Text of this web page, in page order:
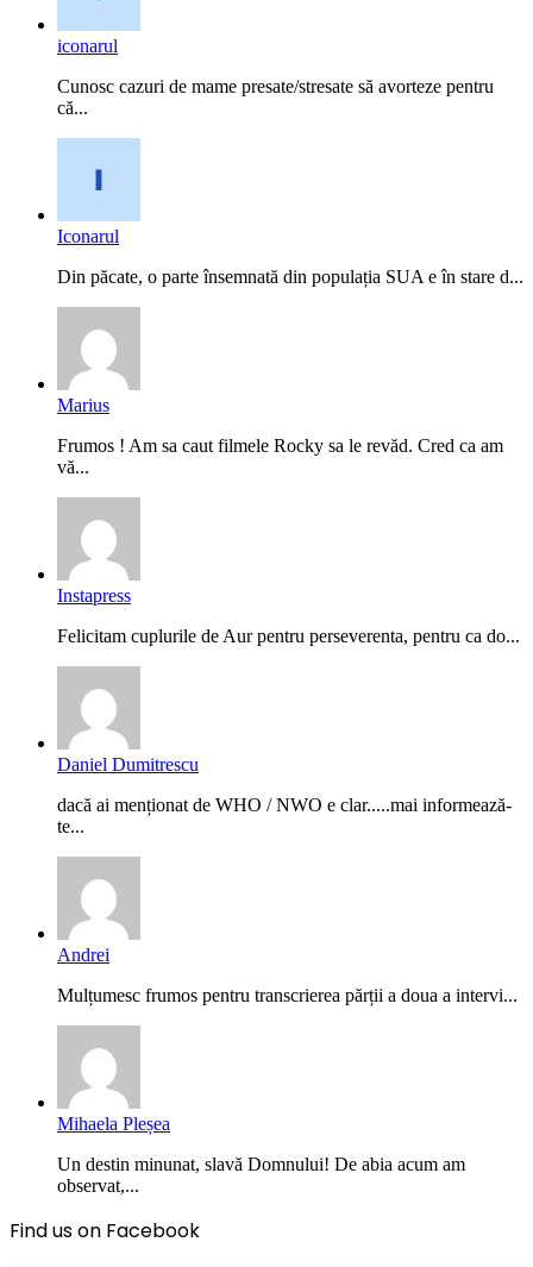
iconarul
Cunosc cazuri de mame presate/stresate să avorteze pentru
că...
Iconarul
Din păcate, o parte însemnată din populația SUA e în stare d...
Marius
Frumos ! Am sa caut filmele Rocky sa le revăd. Cred ca am
vă...
Instapress
Felicitam cuplurile de Aur pentru perseverenta, pentru ca do...
Daniel Dumitrescu
dacă ai menționat de WHO / NWO e clar.....mai informează-
te...
Andrei
Mulțumesc frumos pentru transcrierea părții a doua a intervi...
Mihaela Pleșea
Un destin minunat, slavă Domnului! De abia acum am
observat,...
Find us on Facebook